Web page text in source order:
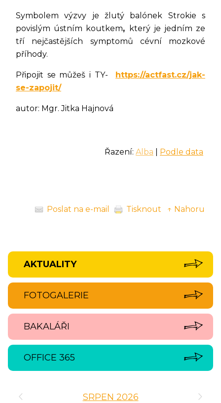
Symbolem výzvy je žlutý balónek Strokie s
povislým ústním koutkem,
který je jedním ze
tří nejčastějších symptomů cévní mozkové
příhody.
Připojit se můžeš i TY- https://actfast.cz/jak-
se-zapojit/
autor: Mgr. Jitka Hajnová
Řazení: Alba Podle data
Poslat na e-mail Tisknout ↑ Nahoru
AKTUALITY
FOTOGALERIE
BAKALÁŘI
OFFICE 365
SRPEN 2026